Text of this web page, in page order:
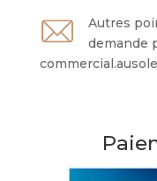
Autres
demande